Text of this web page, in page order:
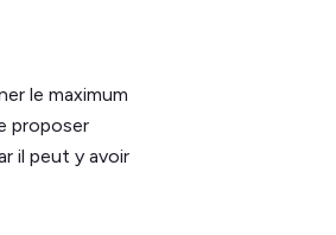
le maximum
proposer
il peut y avoir